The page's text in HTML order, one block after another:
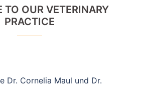
TO OUR VETERINARY
PRACTICE
Dr. Cornelia Maul und Dr.